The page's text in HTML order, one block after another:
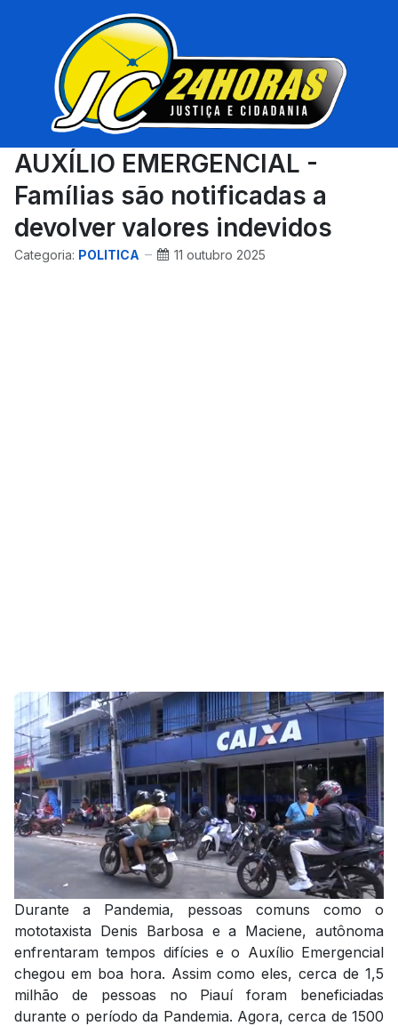
AUXÍLIO EMERGENCIAL -
Famílias são notificadas a
devolver valores indevidos
Categoria: POLITICA 11 outubro 2025
Durante a Pandemia, pessoas comuns como o
mototaxista Denis Barbosa e a Maciene, autônoma
enfrentaram tempos difícies e o Auxílio Emergencial
chegou em boa hora. Assim como eles, cerca de 1,5
milhão de pessoas no Piauí foram beneficiadas
durante o período da Pandemia. Agora, cerca de 1500